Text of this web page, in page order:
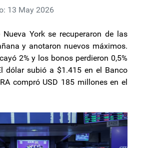
13 May 2026
York se recuperaron de las
y anotaron nuevos máximos.
2% y los bonos perdieron 0,5%
dólar subió a $1.415 en el Banco
compró USD 185 millones en el